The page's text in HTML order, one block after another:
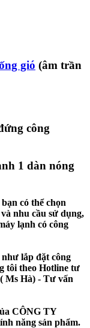
gió (âm trần
công
1 dàn nóng
có thể chọn
nhu cầu sử dụng,
lạnh có công
lắp đặt công
tôi theo Hotline tư
Ms Hà) - Tư vấn
CÔNG TY
năng sản phẩm.